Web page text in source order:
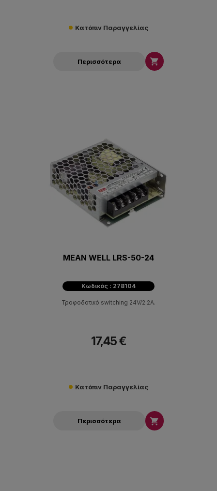
Κατόπιν Παραγγελίας
Περισσότερα 
MEAN WELL LRS-50-24
Κωδικός : 278104
Τροφοδοτικό switching 24V/2.2A.
17,45 €
Κατόπιν Παραγγελίας
Περισσότερα 